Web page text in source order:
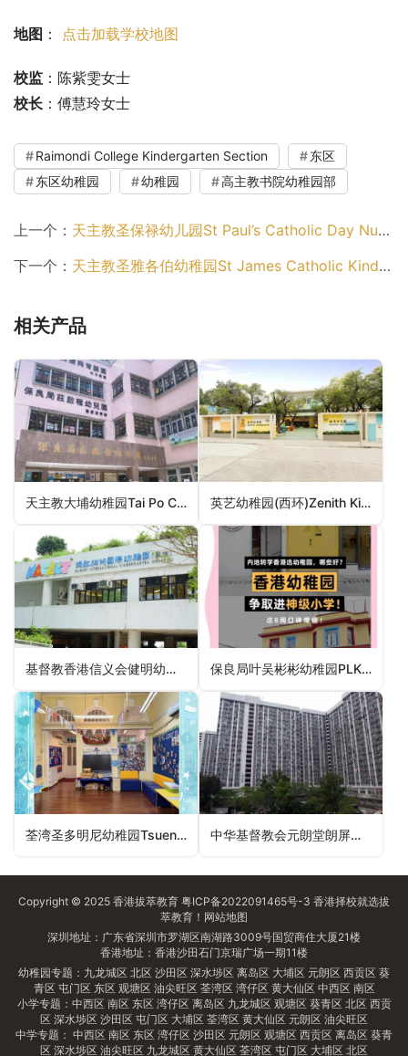
地图 ： 点击加载学校地图
校监 ：陈紫雯女士
校长 ：傅慧玲女士
Raimondi College Kindergarten Section
东区
东区幼稚园
幼稚园 高主教书院幼稚园部
上一个： 天主教圣保禄幼儿园St Paul’s Catholic Day Nursery（大埔区幼稚园）
下一个： 天主教圣雅各伯幼稚园St James Catholic Kindergarten（观塘区幼稚园）
相关产品
天主教大埔幼稚园Tai Po Catholic Kindergarten（大埔区幼稚园） 英艺幼稚园(西环)Zenith Kindergarten (Sai Wan)（中西区幼稚园）
基督教香港信义会健明幼儿学校ELCHK Kin Ming Nursery School（西贡区幼稚园） 保良局叶吴彬彬幼稚园PLK Yip Ng Bun Bun Kindergarten（西贡区幼稚园）
荃湾圣多明尼幼稚园Tsuen Wan St Dominic Savio Kindergarten（幼稚园） 中华基督教会元朗堂朗屏邨真光幼稚园Yuen Long Church (CCC) Long Ping Estate Chan Kwong Kindergarten（元朗区幼稚园）
Copyright © 2025 香港拔萃教育 粤ICP备2022091465号-3 香港择校就选拔
萃教育！ 网站地图
深圳地址：广东省深圳市罗湖区南湖路3009号国贸商住大厦21楼
香港地址：香港沙田石门京瑞广场一期11楼
幼稚园专题： 九龙城区 北区 沙田区 深水埗区 离岛区 大埔区 元朗区 西贡区 葵
青区 屯门区 东区 观塘区 油尖旺区 荃湾区 湾仔区 黄大仙区 中西区 南区
小学专题： 中西区 南区 东区 湾仔区 离岛区 九龙城区 观塘区 葵青区 北区 西贡
区 深水埗区 沙田区 屯门区 大埔区 荃湾区 黄大仙区 元朗区 油尖旺区
中学专题： 中西区 南区 东区 湾仔区 沙田区 元朗区 观塘区 西贡区 离岛区 葵青
区 深水埗区 油尖旺区 九龙城区 黄大仙区 荃湾区 屯门区 大埔区 北区